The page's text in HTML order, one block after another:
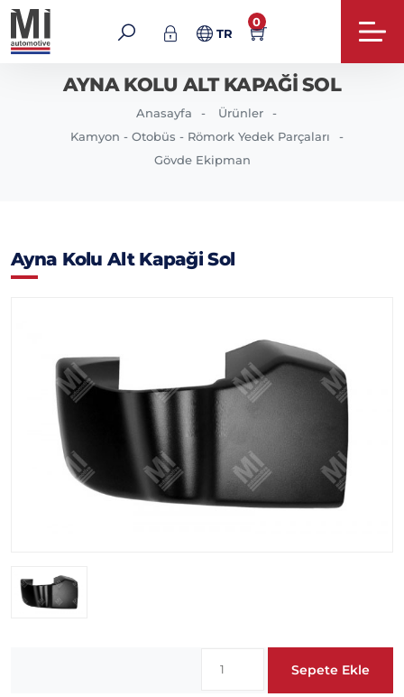
TR
0
AYNA KOLU ALT KAPAĞI SOL
Anasayfa
Ürünler
Kamyon - Otobüs - Römork Yedek Parçaları
Gövde Ekipman
Ayna Kolu Alt Kapaği Sol
Sepete Ekle